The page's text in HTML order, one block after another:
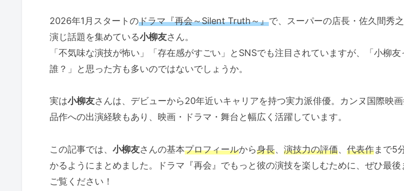
2026年1月スタートのドラマ『再会～Silent Truth～』で、スーパーの店長・佐久間秀
演じ話題を集めている小柳友さん。
「不気味な演技が怖い」「存在感がすごい」とSNSでも注目されていますが、「小柳友
誰？」と思った方も多いのではないでしょうか。
実は小柳友さんは、デビューから20年近いキャリアを持つ実力派俳優。カンヌ国際映
品作への出演経験もあり、映画・ドラマ・舞台と幅広く活躍しています。
この記事では、 小柳友さんの基本プロフィールから身長、 演技力の評価、 代表作まで5
かるようにまとめました。ドラマ『再会』でもっと彼の演技を楽しむために、ぜひ最後
ご覧ください！